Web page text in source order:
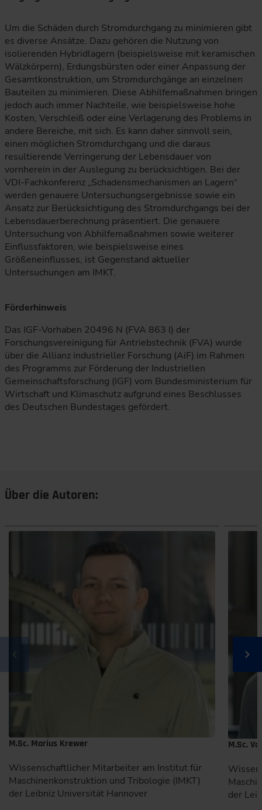
Um die Schäden durch Stromdurchgang zu minimieren gibt
es diverse Ansätze. Dazu gehören die Nutzung von
isolierenden Hybridlagern (beispielsweise mit keramischen
Wälzkörpern), Erdungsbürsten oder einer Anpassung der
Gesamtkonstruktion, um Stromdurchgänge an einzelnen
Bauteilen zu minimieren. Diese Abhilfemaßnahmen bringen
jedoch auch immer Nachteile, wie beispielsweise hohe
Kosten, Verschleiß oder eine Verlagerung des Problems in
andere Bereiche, mit sich. Es kann daher sinnvoll sein,
einen möglichen Stromdurchgang und die daraus
resultierende Verringerung der Lebensdauer von
vornherein in der Auslegung zu berücksichtigen. Bei der
VDI-Fachkonferenz „Schadensmechanismen an Lagern“
werden genauere Untersuchungsergebnisse sowie ein
Ansatz zur Berücksichtigung des Stromdurchgangs bei der
Lebensdauerberechnung präsentiert. Die genauere
Untersuchung von Abhilfemaßnahmen sowie weiterer
Einflussfaktoren, wie beispielsweise eines
Größeneinflusses, ist Gegenstand aktueller
Untersuchungen am IMKT.
Förderhinweis
Das IGF-Vorhaben 20496 N (FVA 863 I) der
Forschungsvereinigung für Antriebstechnik (FVA) wurde
über die Allianz industrieller Forschung (AiF) im Rahmen
des Programms zur Förderung der Industriellen
Gemeinschaftsforschung (IGF) vom Bundesministerium für
Wirtschaft und Klimaschutz aufgrund eines Beschlusses
des Deutschen Bundestages gefördert.
Über die Autoren:
M.Sc. Marius Krewer
Wissenschaftlicher Mitarbeiter am Institut für
Maschinenkonstruktion und Tribologie (IMKT)
der Leibniz Universität Hannover
M.Sc.
der